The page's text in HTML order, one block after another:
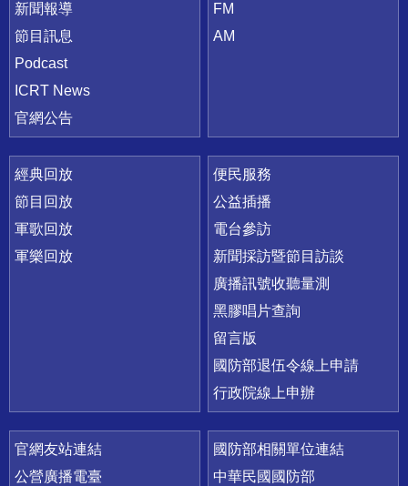
新聞報導
節目訊息
Podcast
ICRT News
官網公告
FM
AM
經典回放
節目回放
軍歌回放
軍樂回放
便民服務
公益插播
電台參訪
新聞採訪暨節目訪談
廣播訊號收聽量測
黑膠唱片查詢
留言版
國防部退伍令線上申請
行政院線上申辦
官網友站連結
公營廣播電臺
國防部相關單位連結
中華民國國防部